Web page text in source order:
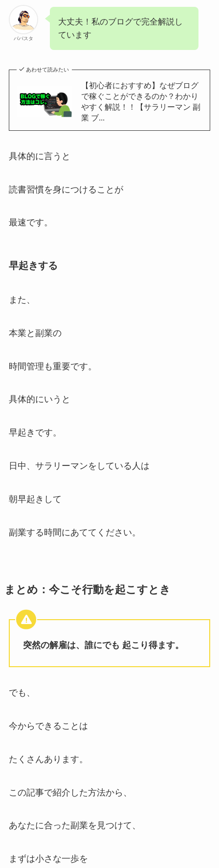
パパスタ
大丈夫！私のブログで完全解説し
ています
あわせて読みたい
【初心者におすすめ】なぜブログ
で稼ぐことができるのか？わかり
やすく解説！！【サラリーマン 副
業 ブ...
具体的に言うと
読書習慣を身につけることが
最速です。
早起きする
また、
本業と副業の
時間管理も重要です。
具体的にいうと
早起きです。
日中、サラリーマンをしている人は
朝早起きして
副業する時間にあててください。
まとめ：今こそ行動を起こすとき
突然の解雇は、誰にでも 起こり得ます。
でも、
今からできることは
たくさんあります。
この記事で紹介した方法から、
あなたに合った副業を見つけて、
まずは小さな一歩を